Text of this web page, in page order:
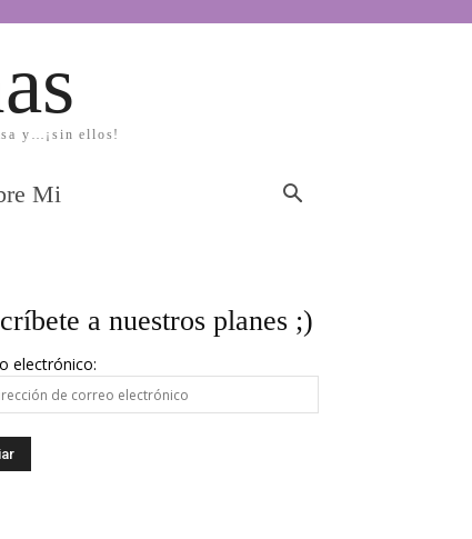
y…¡sin ellos!
Mi
a nuestros planes ;)
electrónico: